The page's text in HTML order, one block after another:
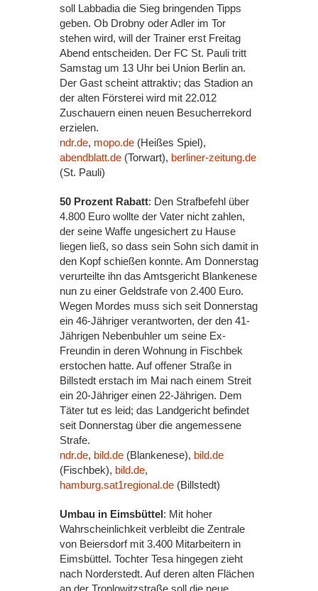
soll Labbadia die Sieg bringenden Tipps
geben. Ob Drobny oder Adler im Tor
stehen wird, will der Trainer erst Freitag
Abend entscheiden. Der FC St. Pauli tritt
Samstag um 13 Uhr bei Union Berlin an.
Der Gast scheint attraktiv; das Stadion an
der alten Försterei wird mit 22.012
Zuschauern einen neuen Besucherrekord
erzielen.
ndr.de, mopo.de (Heißes Spiel),
abendblatt.de (Torwart), berliner-zeitung.de
(St. Pauli)
50 Prozent Rabatt: Den Strafbefehl über
4.800 Euro wollte der Vater nicht zahlen,
der seine Waffe ungesichert zu Hause
liegen ließ, so dass sein Sohn sich damit in
den Kopf schießen konnte. Am Donnerstag
verurteilte ihn das Amtsgericht Blankenese
nun zu einer Geldstrafe von 2.400 Euro.
Wegen Mordes muss sich seit Donnerstag
ein 46-Jähriger verantworten, der den 41-
Jährigen Nebenbuhler um seine Ex-
Freundin in deren Wohnung in Fischbek
erstochen hatte. Auf offener Straße in
Billstedt erstach im Mai nach einem Streit
ein 20-Jähriger einen 22-Jährigen. Dem
Täter tut es leid; das Landgericht befindet
seit Donnerstag über die angemessene
Strafe.
ndr.de, bild.de (Blankenese), bild.de
(Fischbek), bild.de,
hamburg.sat1regional.de (Billstedt)
Umbau in Eimsbüttel: Mit hoher
Wahrscheinlichkeit verbleibt die Zentrale
von Beiersdorf mit 3.400 Mitarbeitern in
Eimsbüttel. Tochter Tesa hingegen zieht
nach Norderstedt. Auf deren alten Flächen
an der Troplowitzstraße soll die neue